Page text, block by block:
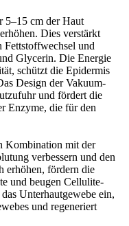
5–15 cm der Haut
Dies verstärkt
Fettstoffwechsel und
Glycerin. Die Energie
schützt die Epidermis
Design der Vakuum-
und fördert die
Enzyme, die für den
Kombination mit der
verbessern und den
erhöhen, fördern die
und beugen Cellulite-
Unterhautgewebe ein,
und regeneriert